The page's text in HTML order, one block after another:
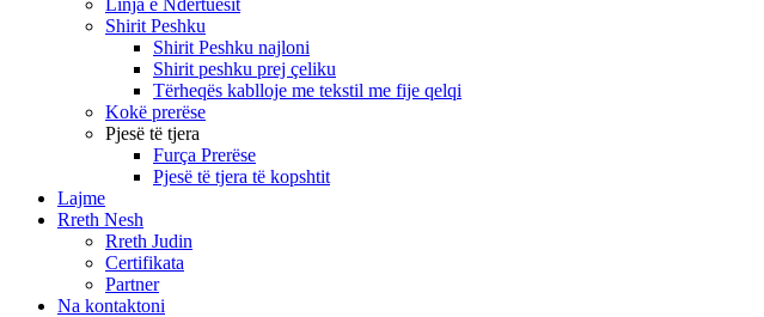
Linja e Ndërtuesit
Shirit Peshku
Shirit Peshku najloni
Shirit peshku prej çeliku
Tërheqës kablloje me tekstil me fije qelqi
Kokë prerëse
Pjesë të tjera
Furça Prerëse
Pjesë të tjera të kopshtit
Lajme
Rreth Nesh
Rreth Judin
Certifikata
Partner
Na kontaktoni